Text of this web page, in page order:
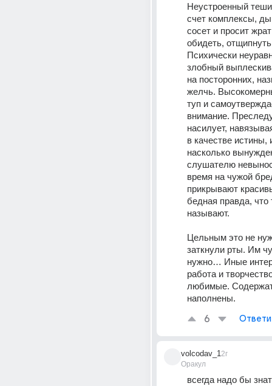
Неустроенный
счет комплексы,
сосет и просит
обидеть,
Психически
злобный
на посторонних,
желчь.
туп и
внимание.
насилует,
в качестве истины,
насколько
слушателю
время на чужой
прикрывают
бедная правда, что
называют.
Цельным это не
заткнули рты. Им
нужно… Иные
работа и
любимые.
наполнены.
6
volcodav_1
Оракул
2г
всегда надо бы